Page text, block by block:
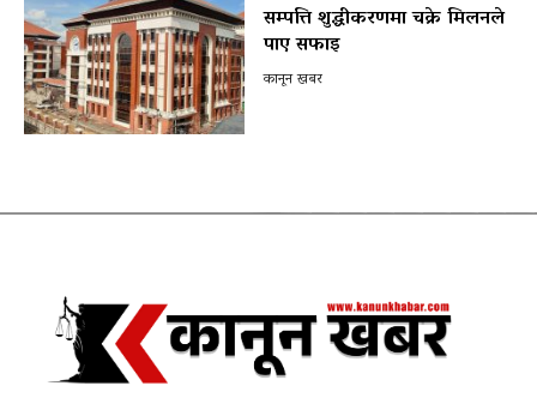
सम्पत्ति शुद्धीकरणमा चक्रे मिलनले
पाए सफाइ
कानून खबर